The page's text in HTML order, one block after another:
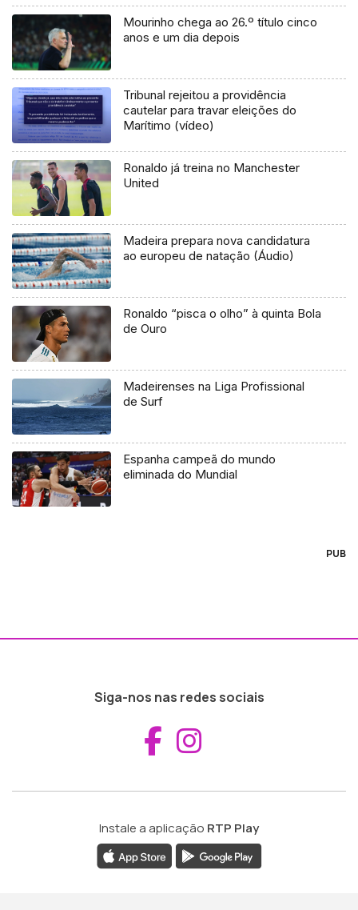
Mourinho chega ao 26.º título cinco
anos e um dia depois
Tribunal rejeitou a providência
cautelar para travar eleições do
Marítimo (vídeo)
Ronaldo já treina no Manchester
United
Madeira prepara nova candidatura
ao europeu de natação (Áudio)
Ronaldo “pisca o olho” à quinta Bola
de Ouro
Madeirenses na Liga Profissional
de Surf
Espanha campeã do mundo
eliminada do Mundial
PUB
Siga-nos nas redes sociais
Aceder ao
Instale a aplicação RTP Play